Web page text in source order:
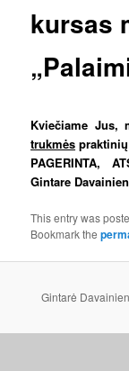
kursas
Kviečiame Jus,
trukmės
PAGERINTA,
Gintare
This entry was
Bookmark the
Gintarė